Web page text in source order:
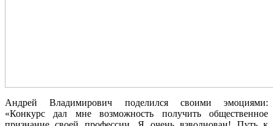
Андрей Владимирович поделился своими эмоциями:
«Конкурс дал мне возможность получить общественное